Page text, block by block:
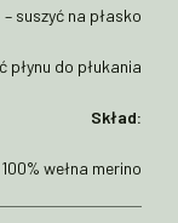
– suszyć na płasko
płynu do płukania
Skład:
wełna merino